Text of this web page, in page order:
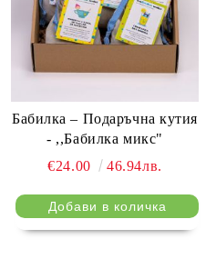
Бабилка – Подаръчна кутия
- ,,Бабилка микс"
€24.00
46.94лв.